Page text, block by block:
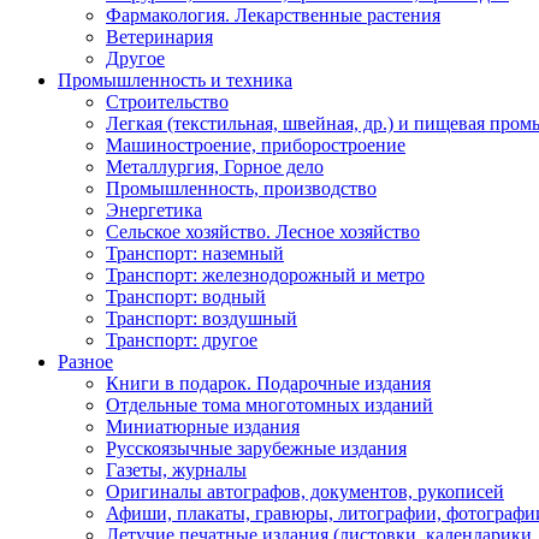
Фармакология. Лекарственные растения
Ветеринария
Другое
Промышленность и техника
Строительство
Легкая (текстильная, швейная, др.) и пищевая
Машиностроение, приборостроение
Металлургия, Горное дело
Промышленность, производство
Энергетика
Сельское хозяйство. Лесное хозяйство
Транспорт: наземный
Транспорт: железнодорожный и метро
Транспорт: водный
Транспорт: воздушный
Транспорт: другое
Разное
Книги в подарок. Подарочные издания
Отдельные тома многотомных изданий
Миниатюрные издания
Русскоязычные зарубежные издания
Газеты, журналы
Оригиналы автографов, документов, рукописей
Афиши, плакаты, гравюры, литографии,
Летучие печатные издания (листовки,